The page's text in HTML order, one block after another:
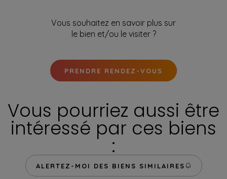
Vous souhaitez en savoir plus sur
le bien et/ou le visiter ?
PRENDRE RENDEZ-VOUS
Vous pourriez aussi être
intéressé par ces biens
:
ALERTEZ-MOI DES BIENS SIMILAIRES